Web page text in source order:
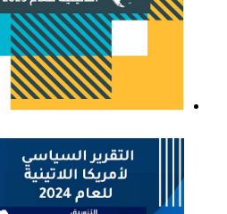
اللاتينية للعام 2023